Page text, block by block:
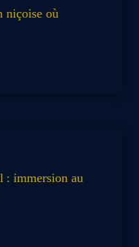
niçoise où
: immersion au